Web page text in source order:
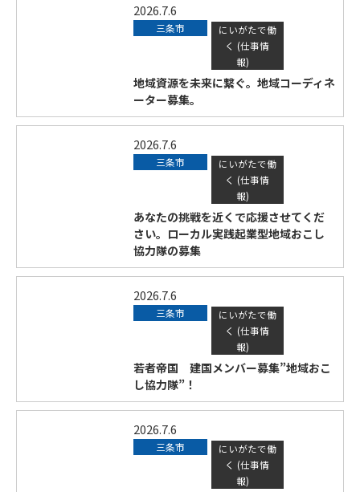
2026.7.6
三条市
にいがたで働
く (仕事情
報)
地域資源を未来に繋ぐ。地域コーディネ
ーター募集。
2026.7.6
三条市
にいがたで働
く (仕事情
報)
あなたの挑戦を近くで応援させてくだ
さい。ローカル実践起業型地域おこし
協力隊の募集
2026.7.6
三条市
にいがたで働
く (仕事情
報)
若者帝国 建国メンバー募集”地域おこ
し協力隊”！
2026.7.6
三条市
にいがたで働
く (仕事情
報)